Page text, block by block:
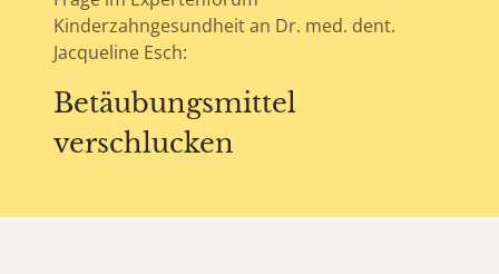
Kinderzahngesundheit an Dr. med. dent.
Jacqueline Esch:
Betäubungsmittel
verschlucken